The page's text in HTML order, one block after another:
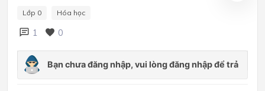
Lớp 0 Hóa học
1 0